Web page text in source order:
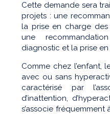
Cette demande sera
projets : une
la prise en charge
une
diagnostic et la prise
Comme chez l’enfant,
avec ou sans
caractérisé par
d’inattention,
s’associe fréquemment